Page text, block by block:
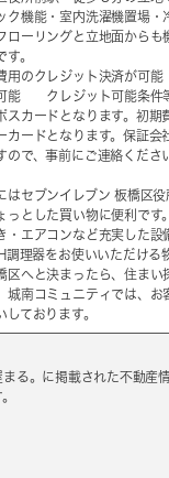
ク機能・室内洗濯機置場・
ローリングと立地面からも
す。
用のクレジット決済が可
能 クレジット可能条件
スカードとなります。初期
カードとなります。保証会
ので、事前にご連絡くださ
はセブンイレブン 板橋区
っとした買い物に便利です
・エアコンなど充実した設
調理器をお使いいただける
区へと決まったら、住まい
南コミュニティでは、お
しております。
る。に掲載された不動産